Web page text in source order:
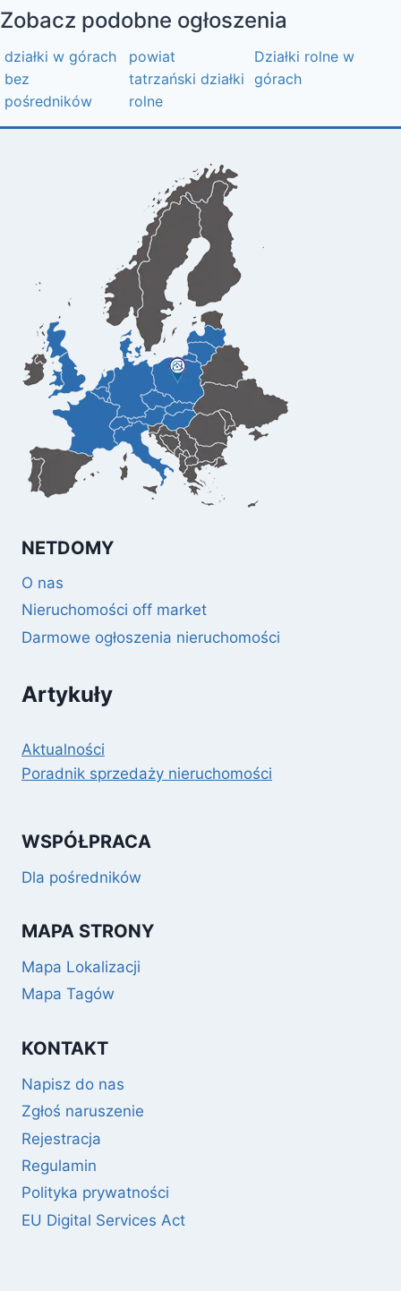
Zobacz podobne ogłoszenia
działki w górach
bez
pośredników
powiat
tatrzański działki
rolne
Działki rolne w
górach
NETDOMY
O nas
Nieruchomości off market
Darmowe ogłoszenia nieruchomości
Artykuły
Aktualności
Poradnik sprzedaży nieruchomości
WSPÓŁPRACA
Dla pośredników
MAPA STRONY
Mapa Lokalizacji
Mapa Tagów
KONTAKT
Napisz do nas
Zgłoś naruszenie
Rejestracja
Regulamin
Polityka prywatności
EU Digital Services Act